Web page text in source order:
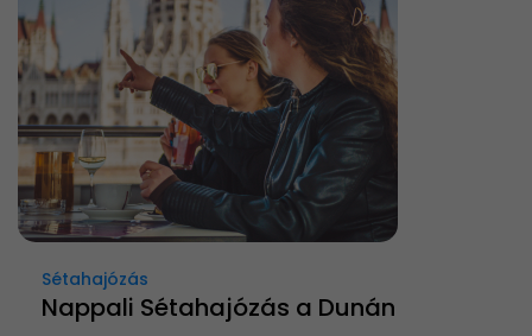
Sétahajózás
Nappali Sétahajózás a Dunán